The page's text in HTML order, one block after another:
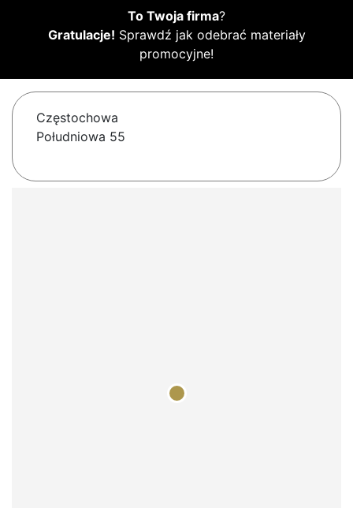
To Twoja firma?
Gratulacje! Sprawdź jak odebrać materiały
promocyjne!
Częstochowa
Południowa 55